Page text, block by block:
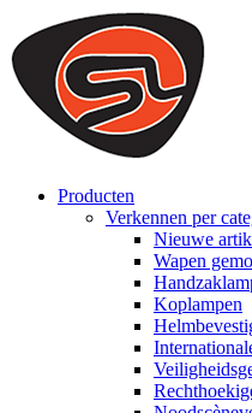
We use cookies to ensure that
on our website. By continuing
that cookies are used to help
to offer you a better
you can disable cookies, you
Producten
Verkennen per
Nieuwe
Wapen
Koplampen